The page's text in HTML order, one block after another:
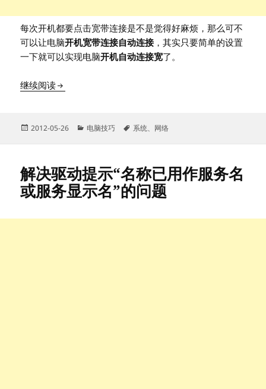
每次开机都要点击宽带连接是不是觉得好麻烦，那么可不
可以让电脑开机宽带连接自动连接，其实只要简单的设置
一下就可以实现电脑开机自动连接宽了。
继续阅读开机宽带连接自动连接的设置方法
发
2012-05-26
分
电脑技巧
标
系统、 网络
解决驱动提示“名称已用作服务名
或服务显示名”的问题